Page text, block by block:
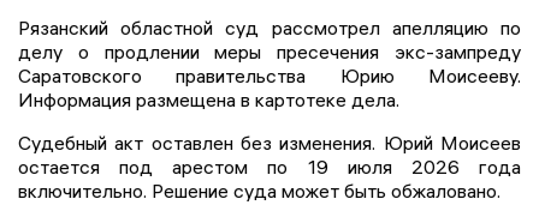
Рязанский областной суд рассмотрел апелляцию по
делу о продлении меры пресечения экс-зампреду
Саратовского правительства Юрию Моисееву.
Информация размещена в картотеке дела.
Судебный акт оставлен без изменения. Юрий Моисеев
остается под арестом по 19 июля 2026 года
включительно. Решение суда может быть обжаловано.